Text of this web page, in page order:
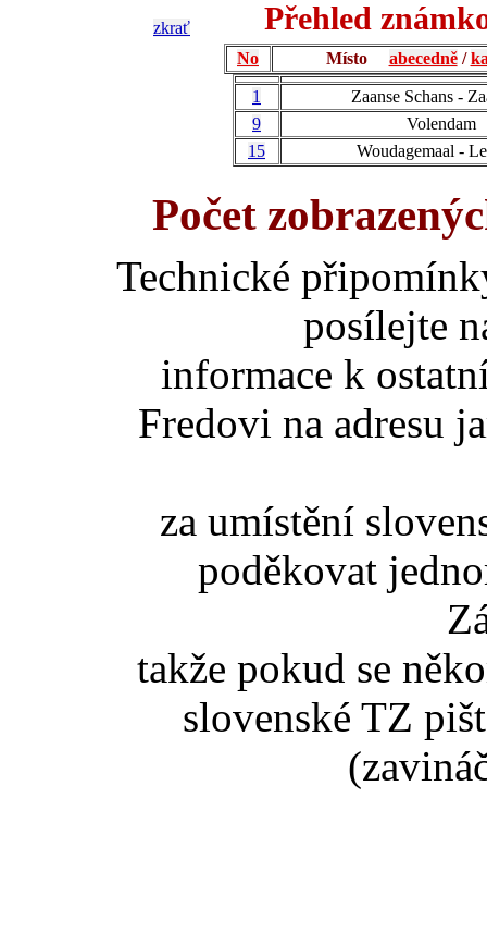
zkrať Přehled
No Místo abecedně/
1
Zaanse Schans -
9
Volendam
15
Woudagemaal -
Počet
Technické
posílejte
informace k
Fredovi na adresu
za umístění
poděkovat
takže pokud se
slovenské TZ